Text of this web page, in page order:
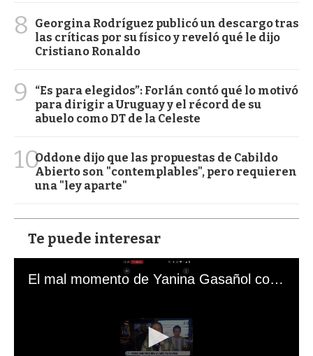
8
Georgina Rodríguez publicó un descargo tras
las críticas por su físico y reveló qué le dijo
Cristiano Ronaldo
9
“Es para elegidos”: Forlán contó qué lo motivó
para dirigir a Uruguay y el récord de su
abuelo como DT de la Celeste
10Oddone dijo que las propuestas de Cabildo
Abierto son "contemplables", pero requieren
una "ley aparte"
Te puede interesar
El mal momento de Yanina Gasañol con un hincha argentino en "Subrayado"